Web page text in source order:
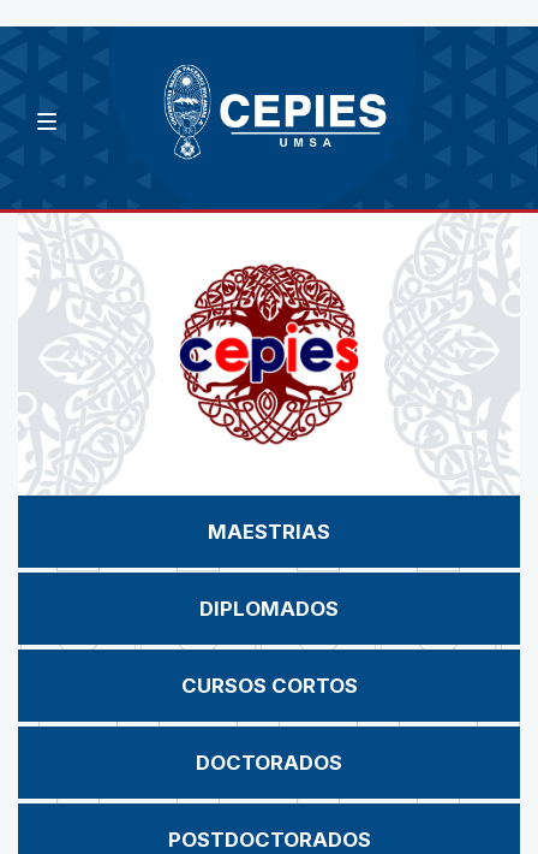
MAESTRIAS
DIPLOMADOS
CURSOS CORTOS
DOCTORADOS
POSTDOCTORADOS